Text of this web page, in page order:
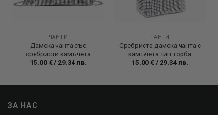
ЧАНТИ
Дамска чанта със
сребристи камъчета
15.00 € / 29.34 лв.
ЧАНТИ
Сребриста дамска чанта с
камъчета тип торба
15.00 € / 29.34 лв.
ЗА НАС